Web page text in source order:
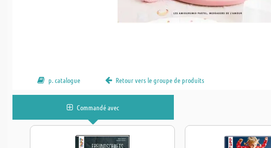
p. catalogue Retour vers le groupe de produits
Commandé avec